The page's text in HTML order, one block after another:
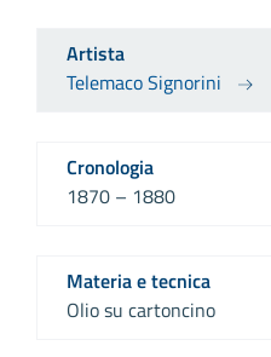
Artista
Telemaco Signorini
Cronologia
1870 – 1880
Materia e tecnica
Olio su cartoncino